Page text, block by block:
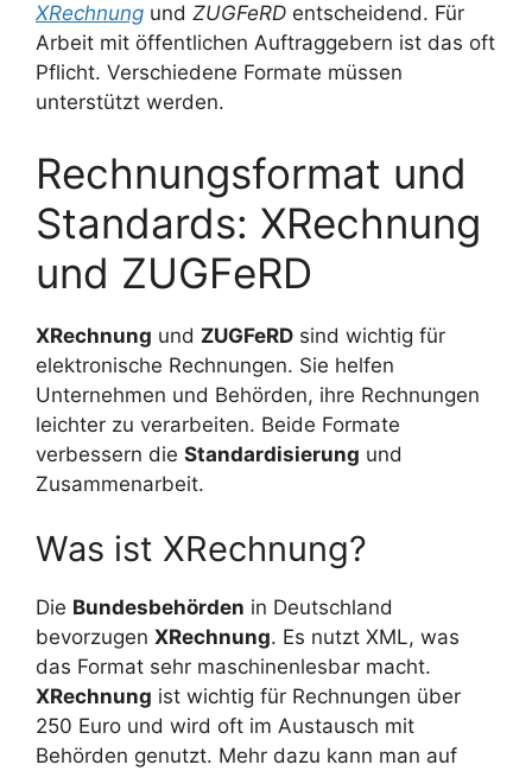
XRechnung und ZUGFeRD entscheidend. Für
Arbeit mit öffentlichen Auftraggebern ist das oft
Pflicht. Verschiedene Formate müssen
unterstützt werden.
Rechnungsformat und
Standards: XRechnung
und ZUGFeRD
XRechnung und ZUGFeRD sind wichtig für
elektronische Rechnungen. Sie helfen
Unternehmen und Behörden, ihre Rechnungen
leichter zu verarbeiten. Beide Formate
verbessern die Standardisierung und
Zusammenarbeit.
Was ist XRechnung?
Die Bundesbehörden in Deutschland
bevorzugen XRechnung. Es nutzt XML, was
das Format sehr maschinenlesbar macht.
XRechnung ist wichtig für Rechnungen über
250 Euro und wird oft im Austausch mit
Behörden genutzt. Mehr dazu kann man auf